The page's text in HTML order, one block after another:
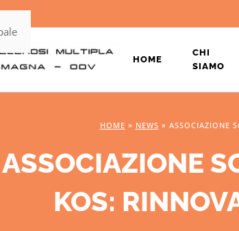
HOME
CHI
SIAMO
HOME » NEWS » ASSOCIAZIONE
ASSOCIAZIONE
KOS: